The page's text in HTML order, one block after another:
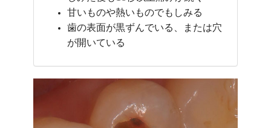
甘いものや熱いものでもしみる
歯の表面が黒ずんでいる、または穴
が開いている